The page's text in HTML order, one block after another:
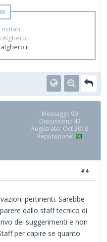
Alghero
Messaggi: 99
Discussioni: 43
Registrato: Oct 2019
Reputazione: 23
#4
pertinenti. Sarebbe
dallo staff tecnico di
dei suggerimenti e non
per capire se quanto